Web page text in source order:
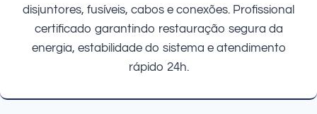
disjuntores, fusíveis, cabos e conexões. Profissional
certificado garantindo restauração segura da
energia, estabilidade do sistema e atendimento
rápido 24h.